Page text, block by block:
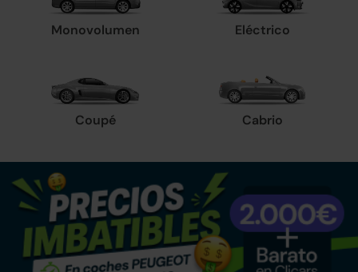
Monovolumen Eléctrico
Coupé Cabrio